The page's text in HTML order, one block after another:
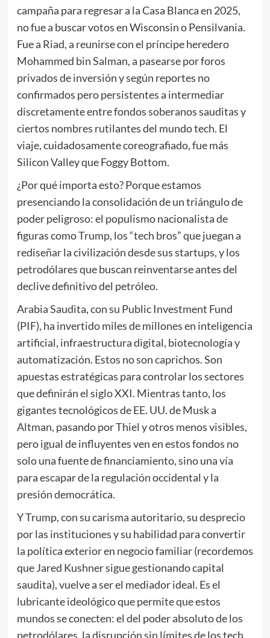
campaña para regresar a la Casa Blanca en 2025,
no fue a buscar votos en Wisconsin o Pensilvania.
Fue a Riad, a reunirse con el príncipe heredero
Mohammed bin Salman, a pasearse por foros
privados de inversión y según reportes no
confirmados pero persistentes a intermediar
discretamente entre fondos soberanos sauditas y
ciertos nombres rutilantes del mundo tech. El
viaje, cuidadosamente coreografiado, fue más
Silicon Valley que Foggy Bottom.
¿Por qué importa esto? Porque estamos
presenciando la consolidación de un triángulo de
poder peligroso: el populismo nacionalista de
figuras como Trump, los “tech bros” que juegan a
rediseñar la civilización desde sus startups, y los
petrodólares que buscan reinventarse antes del
declive definitivo del petróleo.
Arabia Saudita, con su Public Investment Fund
(PIF), ha invertido miles de millones en inteligencia
artificial, infraestructura digital, biotecnología y
automatización. Estos no son caprichos. Son
apuestas estratégicas para controlar los sectores
que definirán el siglo XXI. Mientras tanto, los
gigantes tecnológicos de EE. UU. de Musk a
Altman, pasando por Thiel y otros menos visibles,
pero igual de influyentes ven en estos fondos no
solo una fuente de financiamiento, sino una vía
para escapar de la regulación occidental y la
presión democrática.
Y Trump, con su carisma autoritario, su desprecio
por las instituciones y su habilidad para convertir
la política exterior en negocio familiar (recordemos
que Jared Kushner sigue gestionando capital
saudita), vuelve a ser el mediador ideal. Es el
lubricante ideológico que permite que estos
mundos se conecten: el del poder absoluto de los
petrodólares, la disrupción sin límites de los tech